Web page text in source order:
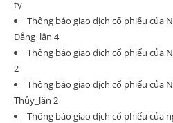
ty
Thông báo giao dịch cổ phiếu của
Đẳng_lân 4
Thông báo giao dịch cổ phiếu của
2
Thông báo giao dịch cổ phiếu của
Thủy_lân 2
Thông báo giao dịch cổ phiếu của